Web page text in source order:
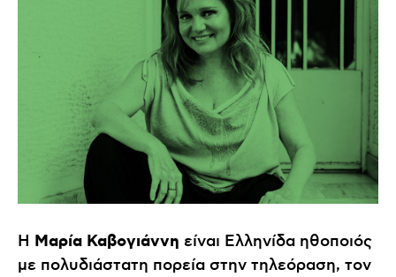
Η Μαρία Καβογιάννη είναι Ελληνίδα ηθοποιός
με πολυδιάστατη πορεία στην τηλεόραση, τον